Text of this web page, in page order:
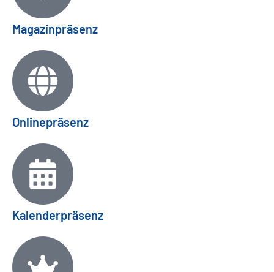
Magazinpräsenz
Onlinepräsenz
Kalenderpräsenz